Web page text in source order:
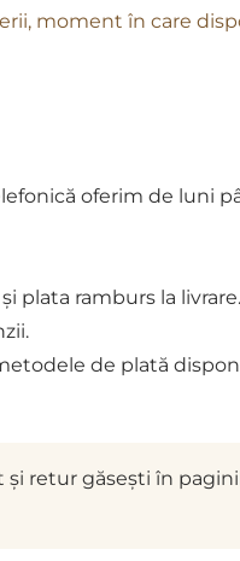
moment în care
oferim de luni
plata ramburs la
de plată
retur găsești în